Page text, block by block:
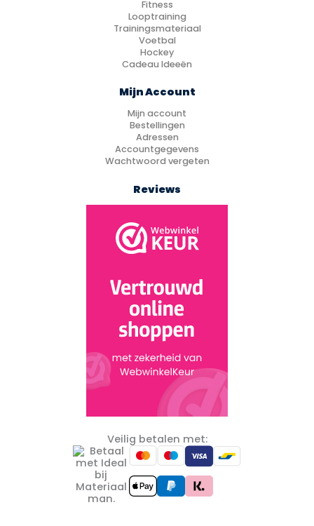
Fitness
Looptraining
Trainingsmateriaal
Voetbal
Hockey
Cadeau Ideeën
Mijn Account
Mijn account
Bestellingen
Adressen
Accountgegevens
Wachtwoord vergeten
Reviews
Veilig betalen met: